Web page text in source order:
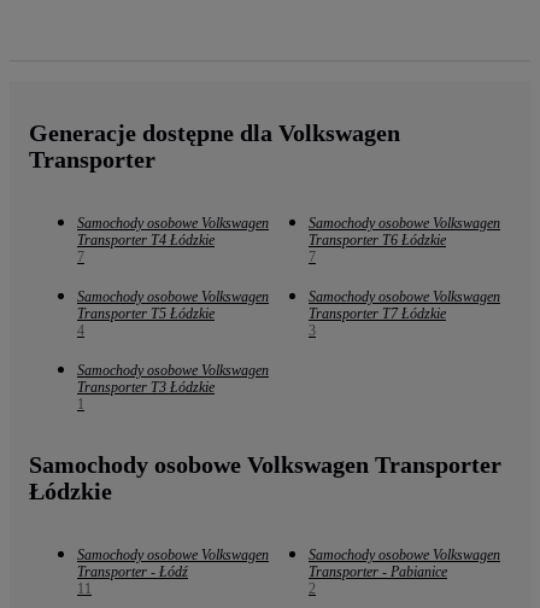
Generacje dostępne dla Volkswagen
Transporter
Samochody osobowe Volkswagen
Transporter T4 Łódzkie
7
Samochody osobowe Volkswagen
Transporter T6 Łódzkie
7
Samochody osobowe Volkswagen
Transporter T5 Łódzkie
4
Samochody osobowe Volkswagen
Transporter T7 Łódzkie
3
Samochody osobowe Volkswagen
Transporter T3 Łódzkie
1
Samochody osobowe Volkswagen Transporter
Łódzkie
Samochody osobowe Volkswagen
Transporter - Łódź
11
Samochody osobowe Volkswagen
Transporter - Pabianice
2